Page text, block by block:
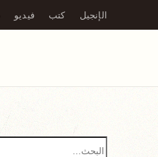
Skip to main content
الإنجيل كتب فيديو